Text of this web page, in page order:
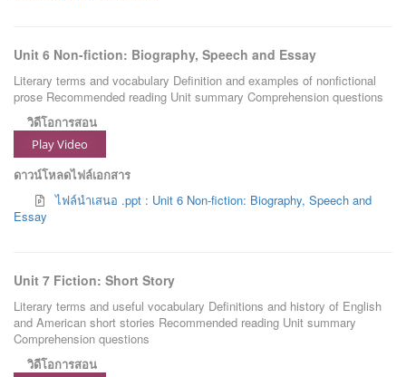
Unit 6 Non-fiction: Biography, Speech and Essay
Literary terms and vocabulary Definition and examples of nonfictional
prose Recommended reading Unit summary Comprehension questions
วิดีโอการสอน
Play Video
ดาวน์โหลดไฟล์เอกสาร
ไฟล์นำเสนอ .ppt : Unit 6 Non-fiction: Biography, Speech and
Essay
Unit 7 Fiction: Short Story
Literary terms and useful vocabulary Definitions and history of English
and American short stories Recommended reading Unit summary
Comprehension questions
วิดีโอการสอน